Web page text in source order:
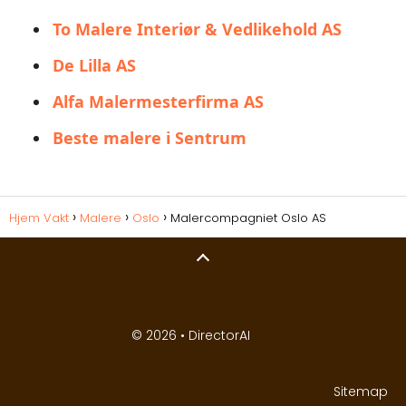
To Malere Interiør & Vedlikehold AS
De Lilla AS
Alfa Malermesterfirma AS
Beste malere i Sentrum
Hjem Vakt Malere Oslo Malercompagniet Oslo AS
© 2026 • DirectorAI
Sitemap